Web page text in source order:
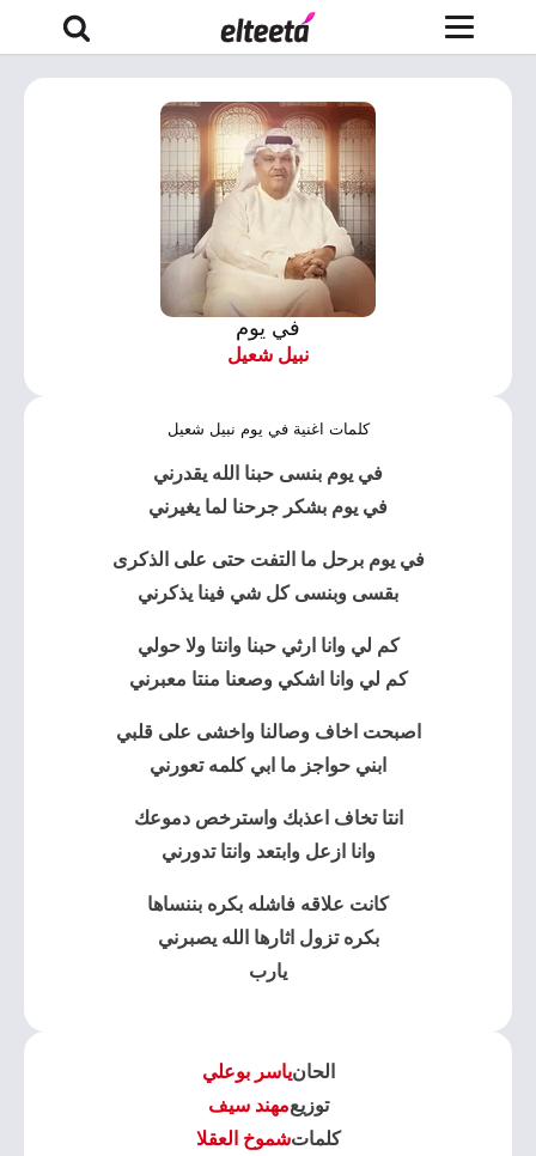
في يوم
نبيل شعيل
كلمات اغنية في يوم نبيل شعيل
في يوم بنسى حبنا الله يقدرني
في يوم بشكر جرحنا لما يغيرني
في يوم برحل ما التفت حتى على الذكرى
بقسى وبنسى كل شي فينا يذكرني
كم لي وانا ارثي حبنا وانتا ولا حولي
كم لي وانا اشكي وصعنا منتا معبرني
اصبحت اخاف وصالنا واخشى على قلبي
ابني حواجز ما ابي كلمه تعورني
انتا تخاف اعذبك واسترخص دموعك
وانا ازعل وابتعد وانتا تدورني
كانت علاقه فاشله بكره بننساها
بكره تزول اثارها الله يصبرني
يارب
الحانياسر بوعلي
توزيعمهند سيف
كلماتشموخ العقلا